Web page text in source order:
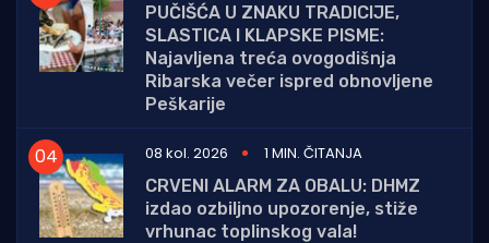
PUČIŠĆA U ZNAKU TRADICIJE,
SLASTICA I KLAPSKE PISME:
Najavljena treća ovogodišnja
Ribarska večer ispred obnovljene
Peškarije
08 kol. 2026
1 MIN. ČITANJA
CRVENI ALARM ZA OBALU: DHMZ
izdao ozbiljno upozorenje, stiže
vrhunac toplinskog vala!